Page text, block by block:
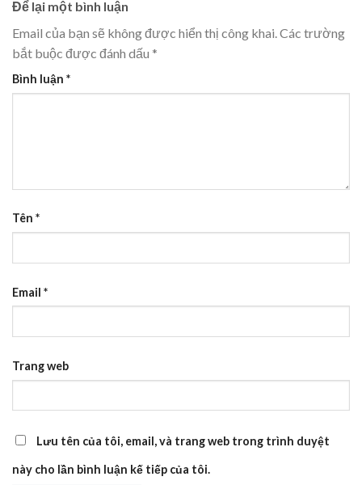
Để lại một bình luận
Email của bạn sẽ không được hiển thị công khai.Các trường
bắt buộc được đánh dấu *
Bình luận *
Tên *
Email *
Trang web
Lưu tên của tôi, email, và trang web trong trình duyệt
này cho lần bình luận kế tiếp của tôi.